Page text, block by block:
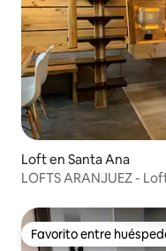
Loft en Santa Ana
LOFTS ARANJUEZ -
Favorito entre
Favorito entre